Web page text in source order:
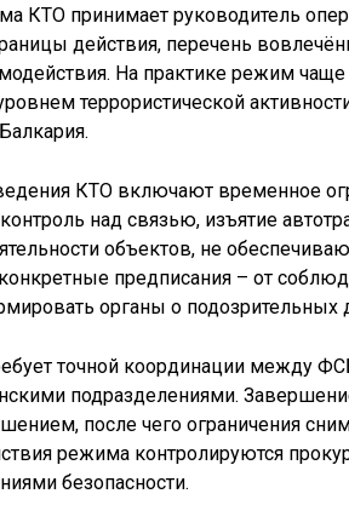
КТО принимает руководитель
действия, перечень
На практике режим
террористической
КТО включают временное
над связью, изъятие
объектов, не
предписания – от
органы о подозрительных
точной координации между
подразделениями.
после чего ограничения
режима контролируются
безопасности.